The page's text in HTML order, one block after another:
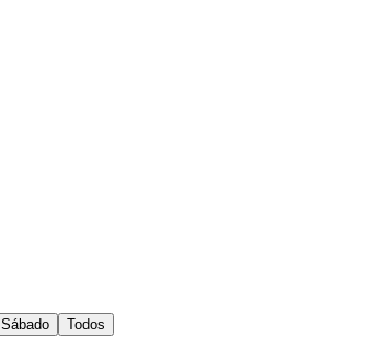
Sábado Todos